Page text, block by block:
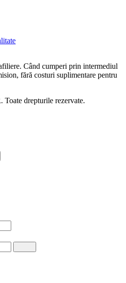
Când cumperi prin intermediul
fără costuri suplimentare pentru
drepturile rezervate.